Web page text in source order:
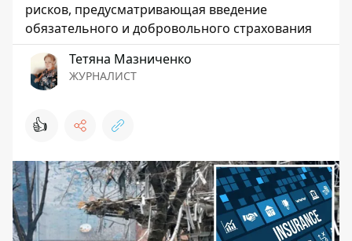
рисков, предусматривающая введение
обязательного и добровольного страхования
Тетяна Мазниченко
ЖУРНАЛИСТ
👍